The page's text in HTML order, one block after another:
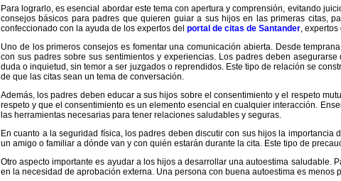
Para lograrlo, es esencial abordar este tema con apertura y comprensión, evitando
consejos básicos para padres que quieren guiar a sus hijos en las primeras citas,
confeccionado con la ayuda de los expertos del portal de citas de Santander ,
Uno de los primeros consejos es fomentar una comunicación abierta. Desde
con sus padres sobre sus sentimientos y experiencias. Los padres deben
duda o inquietud, sin temor a ser juzgados o reprendidos. Este tipo de relación se
de que las citas sean un tema de conversación.
Además, los padres deben educar a sus hijos sobre el consentimiento y el respeto
respeto y que el consentimiento es un elemento esencial en cualquier interacción.
las herramientas necesarias para tener relaciones saludables y seguras.
En cuanto a la seguridad física, los padres deben discutir con sus hijos la
un amigo o familiar a dónde van y con quién estarán durante la cita. Este tipo de
Otro aspecto importante es ayudar a los hijos a desarrollar una autoestima
en la necesidad de aprobación externa. Una persona con buena autoestima es